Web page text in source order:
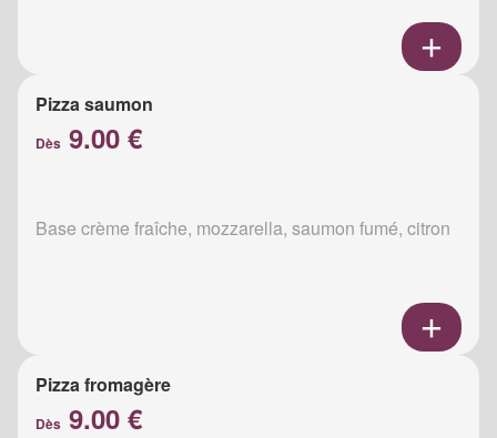
Pizza saumon
Dès 9.00 €
Base crème fraîche, mozzarella, saumon fumé, citron
Pizza fromagère
Dès 9.00 €